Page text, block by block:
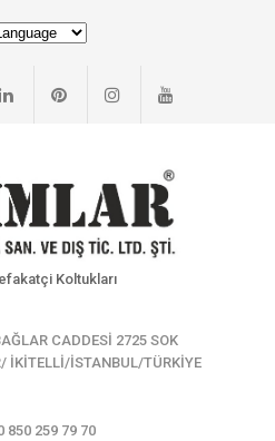
Koltukları
CADDESİ 2725 SOK
İKİTELLİ/İSTANBUL/TÜRKİYE
850 259 79 70